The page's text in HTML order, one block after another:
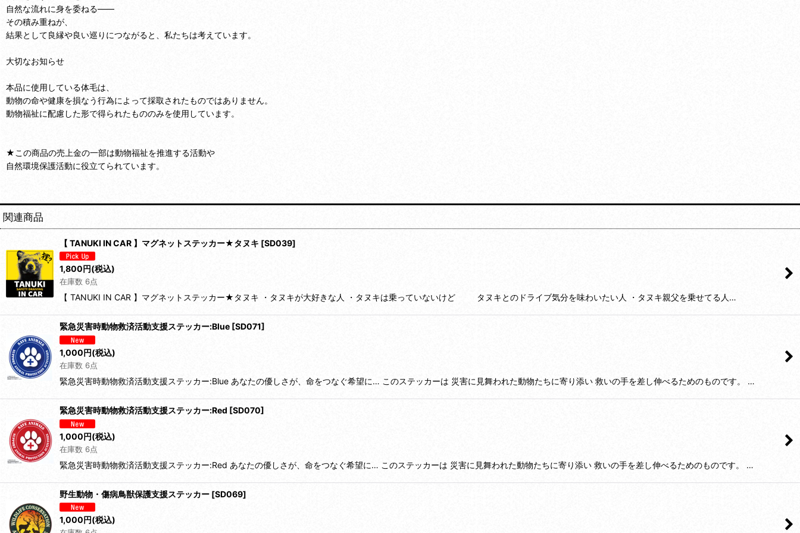
自然な流れに身を委ねる――
その積み重ねが、
結果として良縁や良い巡りにつながると、私たちは考えています。
大切なお知らせ
本品に使用している体毛は、
動物の命や健康を損なう行為によって採取されたものではありません。
動物福祉に配慮した形で得られたもののみを使用しています。
★この商品の売上金の一部は動物福祉を推進する活動や
自然環境保護活動に役立てられています。
関連商品
【 TANUKI IN CAR 】マグネットステッカー★タヌキ [SD039]
1,800 円(税込)
在庫数 6点
【 TANUKI IN CAR 】マグネットステッカー★タヌキ ・タヌキが大好きな人 ・タヌキは乗っていないけど タヌキとのドライブ気分を味わいたい人 ・タヌキ親父を乗せてる人…
緊急災害時動物救済活動支援ステッカー:Blue [SD071]
1,000円(税込)
在庫数 6点
緊急災害時動物救済活動支援ステッカー:Blue あなたの優しさが、命をつなぐ希望に… このステッカーは 災害に見舞われた動物たちに寄り添い 救いの手を差し伸べるためのものです。 …
緊急災害時動物救済活動支援ステッカー:Red [SD070]
1,000円(税込)
在庫数 6点
緊急災害時動物救済活動支援ステッカー:Red あなたの優しさが、命をつなぐ希望に… このステッカーは 災害に見舞われた動物たちに寄り添い 救いの手を差し伸べるためのものです。 …
野生動物・傷病鳥獣保護支援ステッカー [SD069]
1,000 円(税込)